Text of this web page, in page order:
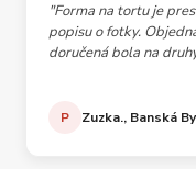
"Forma na tortu je
popisu o fotky.
doručená bola na
P Zuzka., Banská